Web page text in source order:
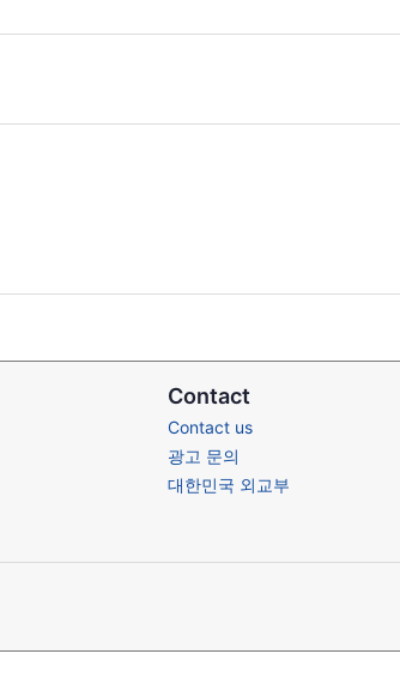
Contact
Contact us
광고 문의
대한민국 외교부